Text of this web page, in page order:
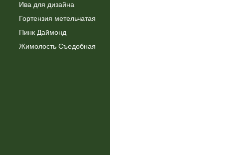
Ива для дизайна
Гортензия метельчатая
Пинк Даймонд
Жимолость Съедобная